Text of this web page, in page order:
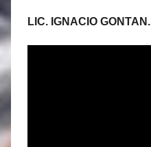
LIC. IGNACIO GONTAN.